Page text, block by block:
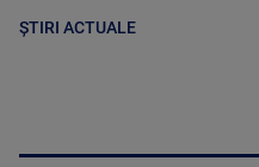
ȘTIRI ACTUALE